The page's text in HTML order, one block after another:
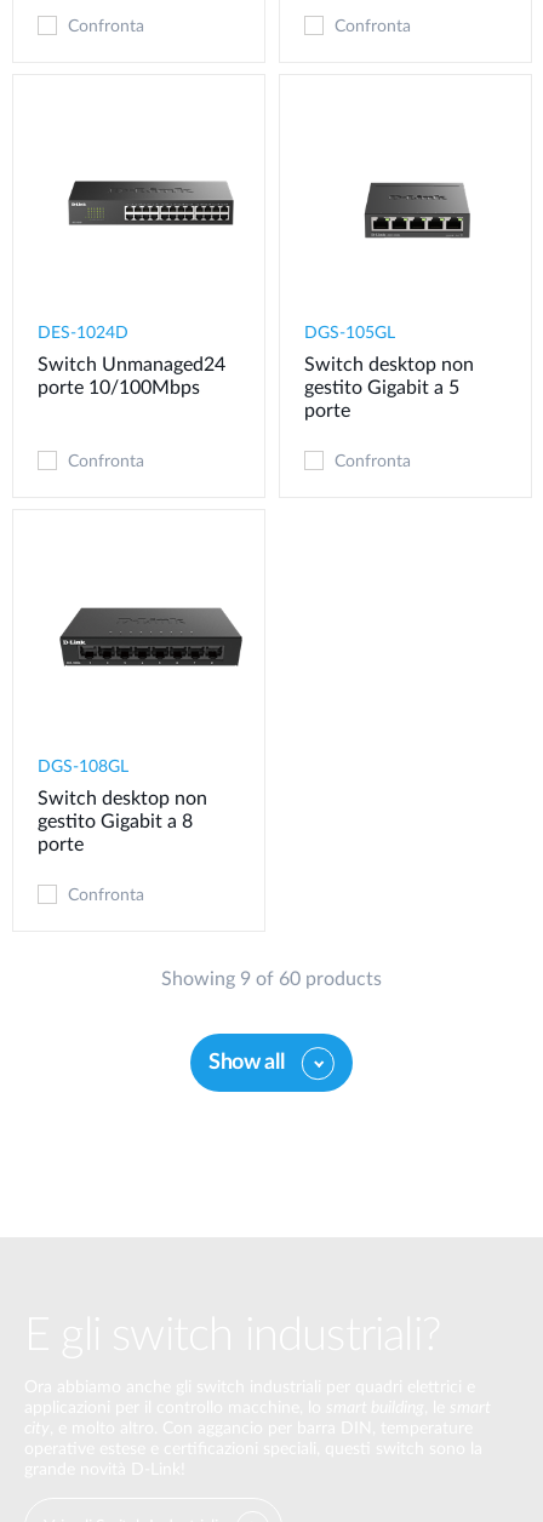
Confronta Confronta
DES-1024D
Switch Unmanaged24
porte 10/100Mbps
Confronta
DGS-105GL
Switch desktop non
gestito Gigabit a 5
porte
Confronta
DGS-108GL
Switch desktop non
gestito Gigabit a 8
porte
Confronta
Showing 9 of 60 products
Show all